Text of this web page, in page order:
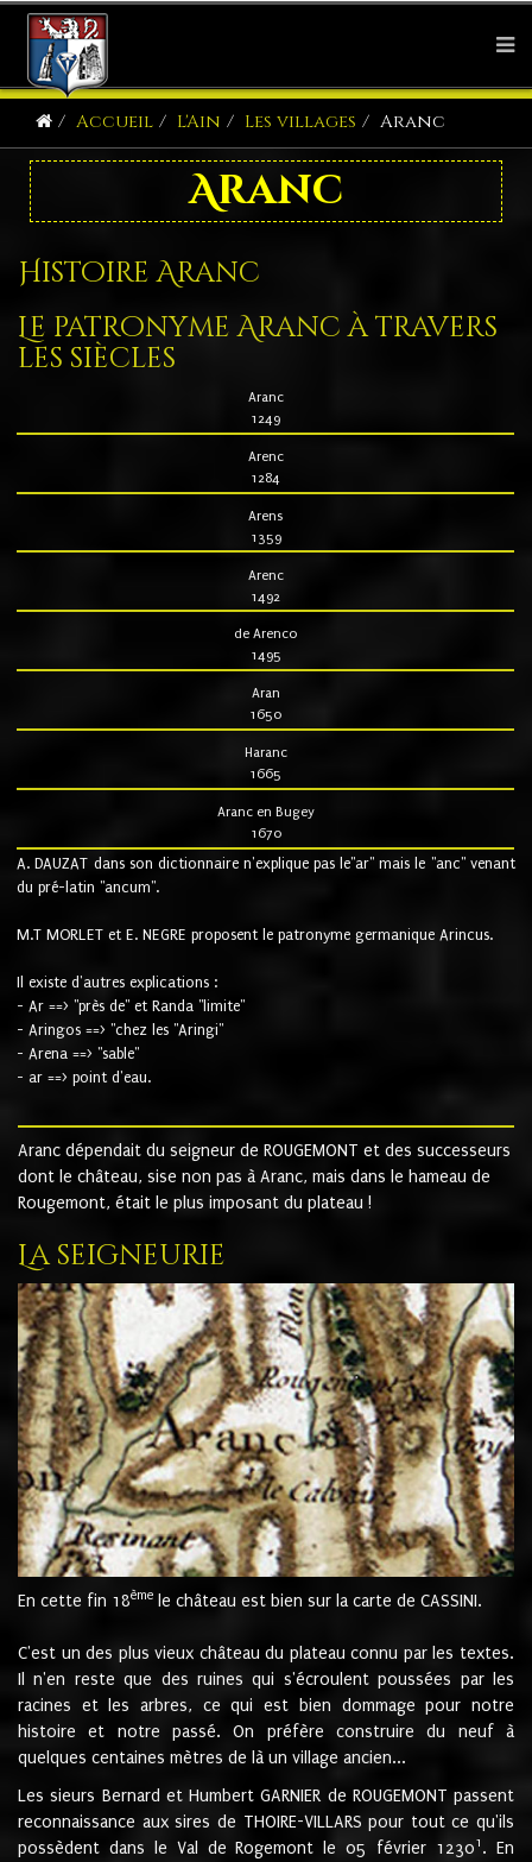
Accueil L'Ain Les villages Aranc
Aranc
Histoire Aranc
Le patronyme Aranc à travers
les siècles
Aranc
1249
Arenc
1284
Arens
1359
Arenc
1492
de Arenco
1495
Aran
1650
Haranc
1665
Aranc en Bugey
1670
A. DAUZAT dans son dictionnaire n'explique pas le"ar" mais le "anc" venant
du pré-latin "ancum".
M.T MORLET et E. NEGRE proposent le patronyme germanique Arincus.
Il existe d'autres explications :
- Ar ==> "près de" et Randa "limite"
- Aringos ==> "chez les "Aringi"
- Arena ==> "sable"
- ar ==> point d'eau.
Aranc dépendait du seigneur de ROUGEMONT et des successeurs
dont le château, sise non pas à Aranc, mais dans le hameau de
Rougemont, était le plus imposant du plateau !
La seigneurie
En cette fin 18ème le château est bien sur la carte de CASSINI.
C'est un des plus vieux château du plateau connu par les textes.
Il n'en reste que des ruines qui s'écroulent poussées par les
racines et les arbres, ce qui est bien dommage pour notre
histoire et notre passé. On préfère construire du neuf à
quelques centaines mètres de là un village ancien...
Les sieurs Bernard et Humbert GARNIER de ROUGEMONT passent
reconnaissance aux sires de THOIRE-VILLARS pour tout ce qu'ils
possèdent dans le Val de Rogemont le 05 février 12301 . En